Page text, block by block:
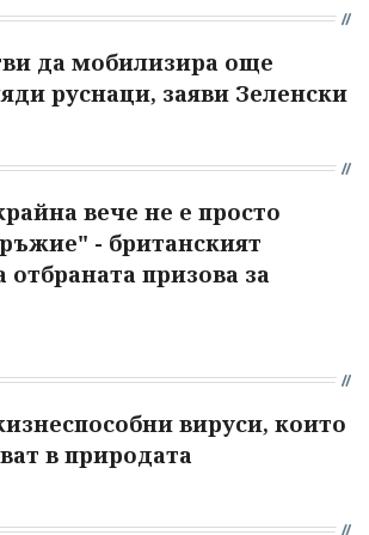
да мобилизира още
руснаци, заяви Зеленски
вече не е просто
- британският
призова за
вируси, които
в природата